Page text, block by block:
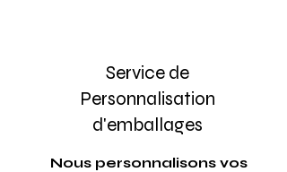
Service de
Personnalisation
d'emballages
Nous personnalisons vos